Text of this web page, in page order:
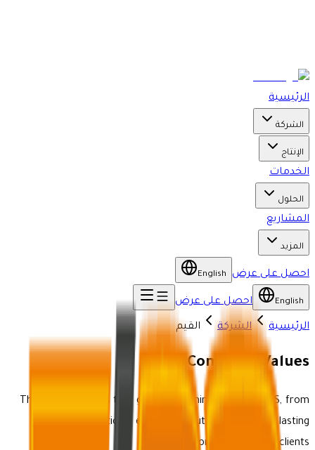
الرئيسية
الشركة
الإنتاج
الخدمات
الحلول
المشاريع
المزيد
احصل على عرض English
English احصل على عرض
الرئيسية الشركة القيم
Our Company Values
The core principles that guide everything we do at ECS, from
delivering exceptional electrical solutions to building lasting
relationships with our clients.